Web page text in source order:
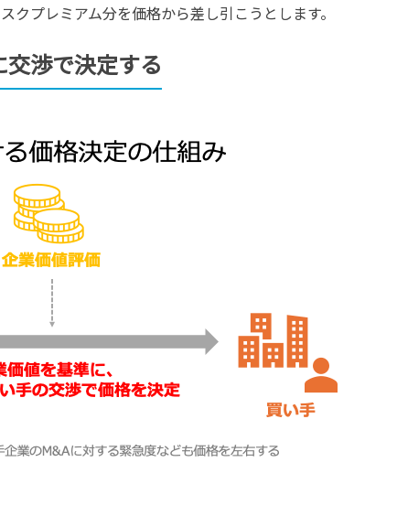
クプレミアム分を価格から差し引こうとします。
渉で決定する